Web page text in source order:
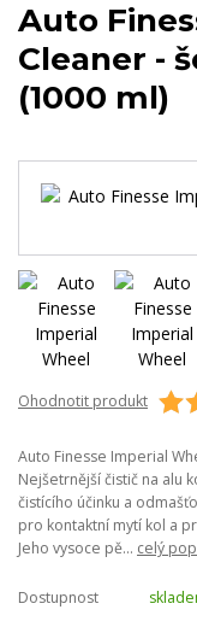
Auto
Cleaner -
(1000 ml)
Ohodnotit produkt
Auto Finesse Imperial
Nejšetrnější čistič na alu
čistícího účinku a
pro kontaktní mytí kol a
Jeho vysoce pě... celý
Dostupnost